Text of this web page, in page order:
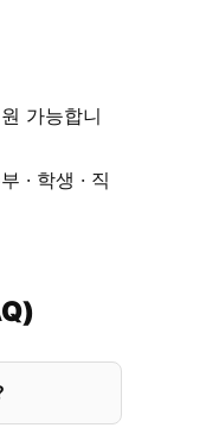
가능합니
· 학생 · 직